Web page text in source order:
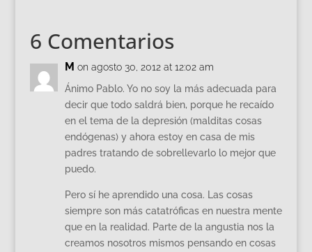
6 Comentarios
M on agosto 30, 2012 at 12:02 am
Ánimo Pablo. Yo no soy la más adecuada para
decir que todo saldrá bien, porque he recaído
en el tema de la depresión (malditas cosas
endógenas) y ahora estoy en casa de mis
padres tratando de sobrellevarlo lo mejor que
puedo.
Pero sí he aprendido una cosa. Las cosas
siempre son más catatróficas en nuestra mente
que en la realidad. Parte de la angustia nos la
creamos nosotros mismos pensando en cosas